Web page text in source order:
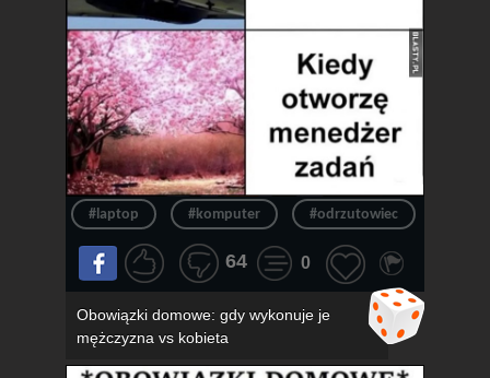
#laptop #komputer #odrzutowiec
64 0
Obowiązki domowe: gdy wykonuje je
mężczyzna vs kobieta